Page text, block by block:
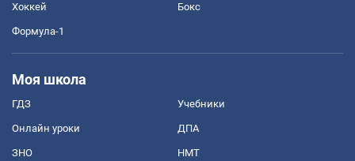
Хоккей Бокс
Формула-1
Моя школа
ГДЗ Учебники
Онлайн уроки ДПА
ЗНО НМТ